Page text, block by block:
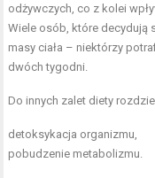
odżywczych, co z kolei
Wiele osób, które decydują
masy ciała – niektórzy
dwóch tygodni.
Do innych zalet diety
detoksykacja organizmu
pobudzenie metabolizmu.